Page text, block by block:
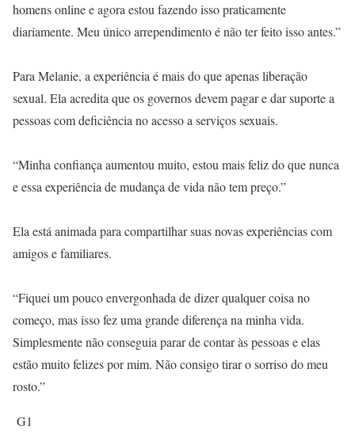
homens online e agora estou fazendo isso praticamente
diariamente. Meu único arrependimento é não ter feito isso antes.”
Para Melanie, a experiência é mais do que apenas liberação
sexual. Ela acredita que os governos devem pagar e dar suporte a
pessoas com deficiência no acesso a serviços sexuais.
“Minha confiança aumentou muito, estou mais feliz do que nunca
e essa experiência de mudança de vida não tem preço.”
Ela está animada para compartilhar suas novas experiências com
amigos e familiares.
“Fiquei um pouco envergonhada de dizer qualquer coisa no
começo, mas isso fez uma grande diferença na minha vida.
Simplesmente não conseguia parar de contar às pessoas e elas
estão muito felizes por mim. Não consigo tirar o sorriso do meu
rosto.”
G1